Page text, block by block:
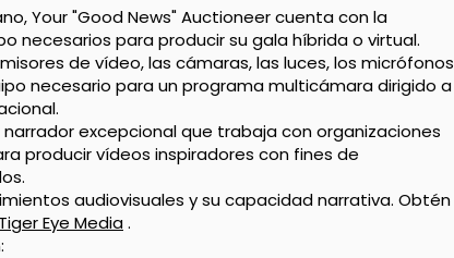
Your "Good News" Auctioneer cuenta con la
necesarios para producir su gala híbrida o virtual.
de vídeo, las cámaras, las luces, los micrófonos
necesario para un programa multicámara dirigido a
narrador excepcional que trabaja con organizaciones
producir vídeos inspiradores con fines de
audiovisuales y su capacidad narrativa. Obtén
Tiger Eye Media.